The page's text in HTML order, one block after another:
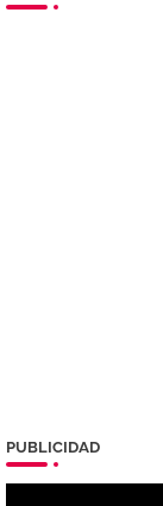
PUBLICIDAD